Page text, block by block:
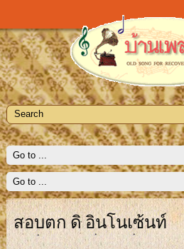
สอบตก ดิ อินโนเซ้นท์